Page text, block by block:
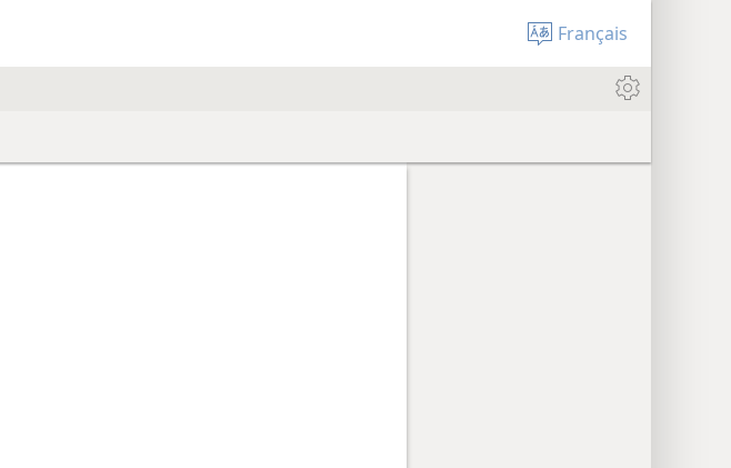
Français